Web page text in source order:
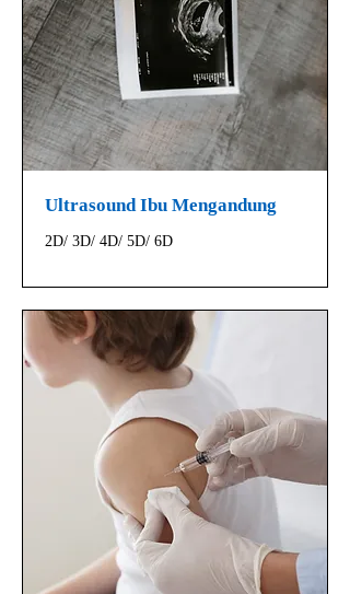
Ultrasound Ibu Mengandung
2D/ 3D/ 4D/ 5D/ 6D